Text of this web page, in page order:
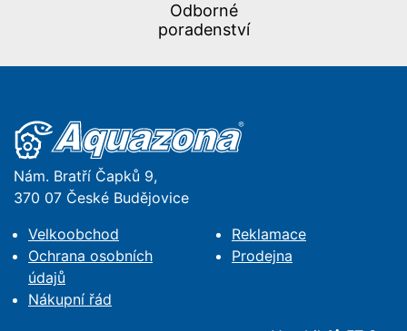
Odborné
poradenství
Nám. Bratří Čapků 9,
370 07 České Budějovice
Velkoobchod
Ochrana osobních
údajů
Nákupní řád
Reklamace
Prodejna